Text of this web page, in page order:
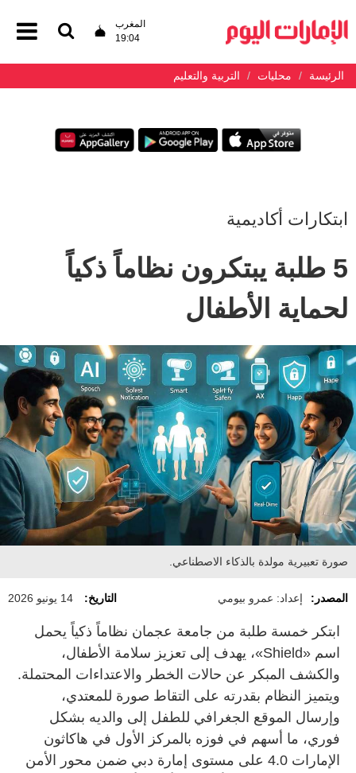
المغرب
19:04
الرئيسة محليات التربية والتعليم
ابتكارات أكاديمية
5 طلبة يبتكرون نظاماً ذكياً
لحماية الأطفال
صورة تعبيرية مولدة بالذكاء الاصطناعي.
المصدر: إعداد: عمرو بيومي التاريخ: 14 يونيو 2026
ابتكر خمسة طلبة من جامعة عجمان نظاماً ذكياً يحمل
اسم «Shield»، يهدف إلى تعزيز سلامة الأطفال،
والكشف المبكر عن حالات الخطر والاعتداءات المحتملة.
ويتميز النظام بقدرته على التقاط صورة للمعتدي،
وإرسال الموقع الجغرافي للطفل إلى والديه بشكل
فوري، ما أسهم في فوزه بالمركز الأول في هاكاثون
الإمارات 4.0 على مستوى إمارة دبي ضمن محور الأمن